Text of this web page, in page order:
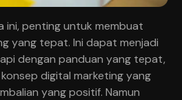
ini, penting untuk membuat
yang tepat. Ini dapat menjadi
dengan panduan yang tepat,
digital marketing yang
yang positif. Namun